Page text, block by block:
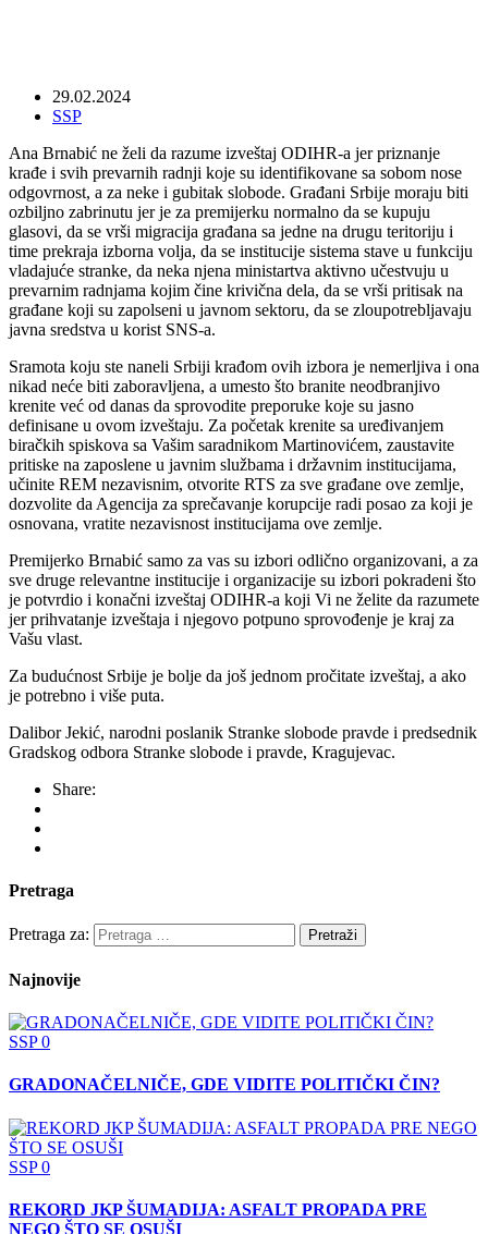
29.02.2024
SSP
Ana Brnabić ne želi da razume izveštaj ODIHR-a jer priznanje
krađe i svih prevarnih radnji koje su identifikovane sa sobom nose
odgovrnost, a za neke i gubitak slobode. Građani Srbije moraju biti
ozbiljno zabrinutu jer je za premijerku normalno da se kupuju
glasovi, da se vrši migracija građana sa jedne na drugu teritoriju i
time prekraja izborna volja, da se institucije sistema stave u funkciju
vladajuće stranke, da neka njena ministartva aktivno učestvuju u
prevarnim radnjama kojim čine krivična dela, da se vrši pritisak na
građane koji su zapolseni u javnom sektoru, da se zloupotrebljavaju
javna sredstva u korist SNS-a.
Sramota koju ste naneli Srbiji krađom ovih izbora je nemerljiva i ona
nikad neće biti zaboravljena, a umesto što branite neodbranjivo
krenite već od danas da sprovodite preporuke koje su jasno
definisane u ovom izveštaju. Za početak krenite sa uređivanjem
biračkih spiskova sa Vašim saradnikom Martinovićem, zaustavite
pritiske na zaposlene u javnim službama i državnim institucijama,
učinite REM nezavisnim, otvorite RTS za sve građane ove zemlje,
dozvolite da Agencija za sprečavanje korupcije radi posao za koji je
osnovana, vratite nezavisnost institucijama ove zemlje.
Premijerko Brnabić samo za vas su izbori odlično organizovani, a za
sve druge relevantne institucije i organizacije su izbori pokradeni što
je potvrdio i konačni izveštaj ODIHR-a koji Vi ne želite da razumete
jer prihvatanje izveštaja i njegovo potpuno sprovođenje je kraj za
Vašu vlast.
Za budućnost Srbije je bolje da još jednom pročitate izveštaj, a ako
je potrebno i više puta.
Dalibor Jekić, narodni poslanik Stranke slobode pravde i predsednik
Gradskog odbora Stranke slobode i pravde, Kragujevac.
Share:
Pretraga
Pretraga za:
Najnovije
SSP0
GRADONAČELNIČE, GDE VIDITE POLITIČKI ČIN?
SSP0
REKORD JKP ŠUMADIJA: ASFALT PROPADA PRE
NEGO ŠTO SE OSUŠI